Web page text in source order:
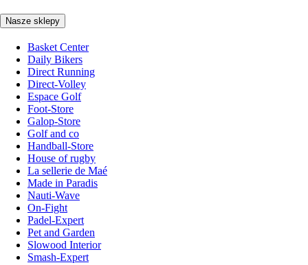
Nasze sklepy
Basket Center
Daily Bikers
Direct Running
Direct-Volley
Espace Golf
Foot-Store
Galop-Store
Golf and co
Handball-Store
House of rugby
La sellerie de Maé
Made in Paradis
Nauti-Wave
On-Fight
Padel-Expert
Pet and Garden
Slowood Interior
Smash-Expert